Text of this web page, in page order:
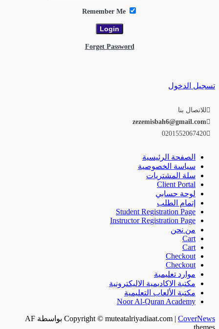
Remember Me
Forget Password
تسجيل الدخول
للاتصال بنا
zezemisbah6@gmail.com
0201552067420
الصفحة الرئيسية
سياسة الخصوصية
سلة المشتريات
Client Portal
لوحة حسابي
إتمام الطلب
Student Registration Page
Instructor Registration Page
من نحن
Cart
Cart
Checkout
Checkout
موارد تعليمية
مكتبة الاكاديمية الاليكترونية
مكتبة الألعاب التعليمية
Noor Al-Quran Academy
Copyright © muteatalriyadiaat.com | CoverNews
بواسطة AF